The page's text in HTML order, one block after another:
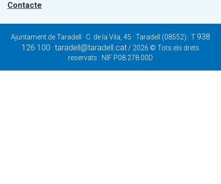
Contacte
Ajuntament de Taradell · C. de la Vila, 45 · Taradell (08552) · T 938
126 100 ·taradell@taradell.cat / 2026 © Tots els drets
reservats · NIF P08.278.00D